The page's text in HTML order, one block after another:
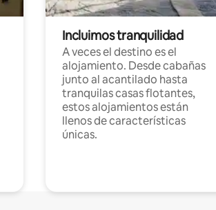
Incluimos tranquilidad
A veces el destino es el
alojamiento. Desde cabañas
junto al acantilado hasta
tranquilas casas flotantes,
estos alojamientos están
llenos de características
únicas.